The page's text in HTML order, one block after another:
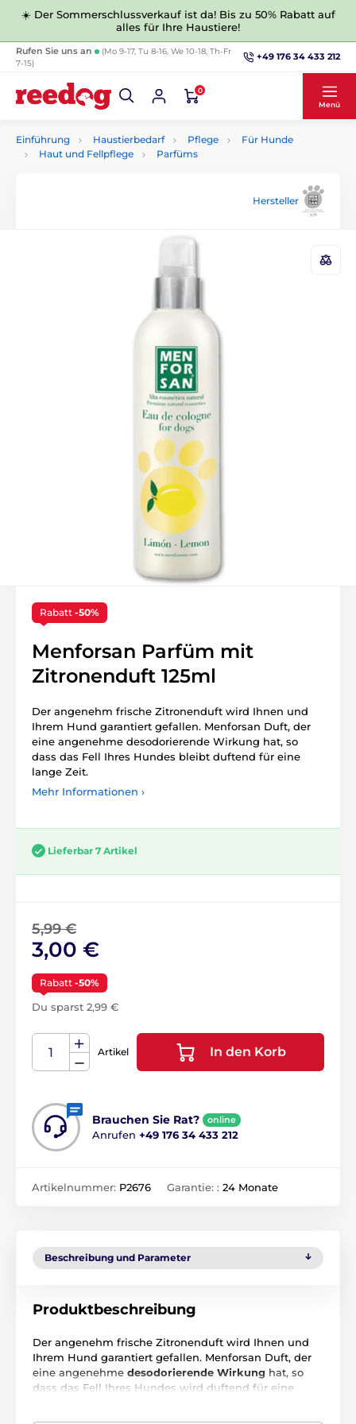
☀️ Der Sommerschlussverkauf ist da! Bis zu 50% Rabatt auf
alles für Ihre Haustiere!
Rufen Sie uns an
(Mo 9-17, Tu 8-16, We 10-18, Th-Fr
7-15)
+49 176 34 433 212
0
Menü
Einführung Haustierbedarf Pflege
Für Hunde
Haut und Fellpflege
Parfüms
Hersteller
Rabatt -50%
Menforsan Parfüm mit
Zitronenduft 125ml
Der angenehm frische Zitronenduft wird Ihnen und
Ihrem Hund garantiert gefallen. Menforsan Duft, der
eine angenehme desodorierende Wirkung hat, so
dass das Fell Ihres Hundes bleibt duftend für eine
lange Zeit.
Mehr Informationen ›
Lieferbar 7 Artikel
5,99 €
3,00 €
Rabatt -50%
Du sparst 2,99 €
Artikel In den Korb
Brauchen Sie Rat? online
Anrufen +49 176 34 433 212
Artikelnummer: P2676 Garantie: : 24 Monate
Beschreibung und Parameter
Produktbeschreibung
Der angenehm frische Zitronenduft wird Ihnen und
Ihrem Hund garantiert gefallen. Menforsan Duft, der
eine angenehme desodorierende Wirkung hat, so
dass das Fell Ihres Hundes wird duftend für eine